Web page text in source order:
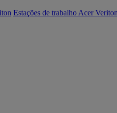
Estações de trabalho Acer Veriton